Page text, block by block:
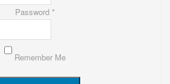
Password *
Remember Me